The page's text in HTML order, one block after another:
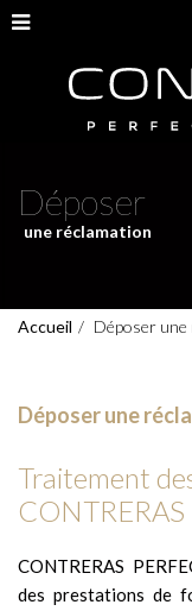
Déposer
une réclamation
Accueil Déposer une
Déposer une
Traitement
CONTRERAS
des prestations de